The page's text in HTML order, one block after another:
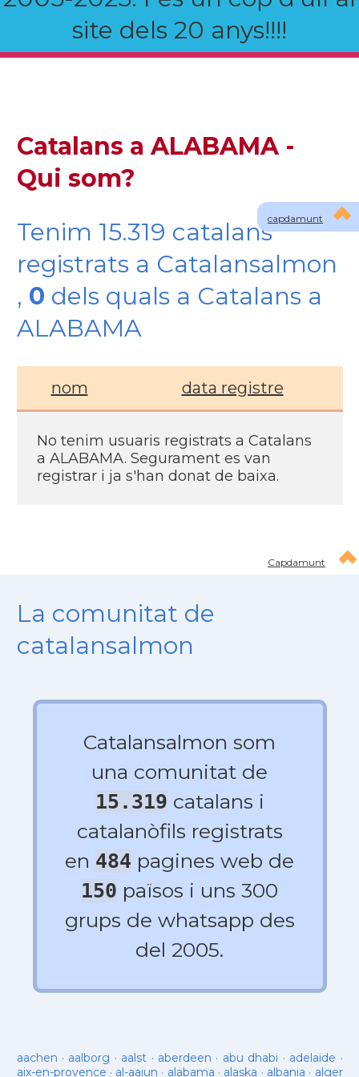
site dels 20 anys!!!!
capdamunt
Catalans a ALABAMA -
Qui som?
Tenim 15.319 catalans
registrats a Catalansalmon
, 0 dels quals a Catalans a
ALABAMA
nom data registre
No tenim usuaris registrats a Catalans
a ALABAMA. Segurament es van
registrar i ja s'han donat de baixa.
Capdamunt
La comunitat de
catalansalmon
Catalansalmon som
una comunitat de
15.319 catalans i
catalanòfils registrats
en 484 pagines web de
150 països i uns 300
grups de whatsapp des
del 2005.
aachen · aalborg · aalst · aberdeen · abu dhabi · adelaide ·
aix-en-provence · al-aaiun · alabama · alaska · albania · alger